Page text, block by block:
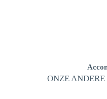
ONZE